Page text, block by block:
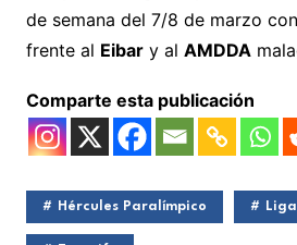
de semana del 7/8 de marzo
frente al Eibary al AMDDA
Comparte esta publicación
Hércules Paralímpico